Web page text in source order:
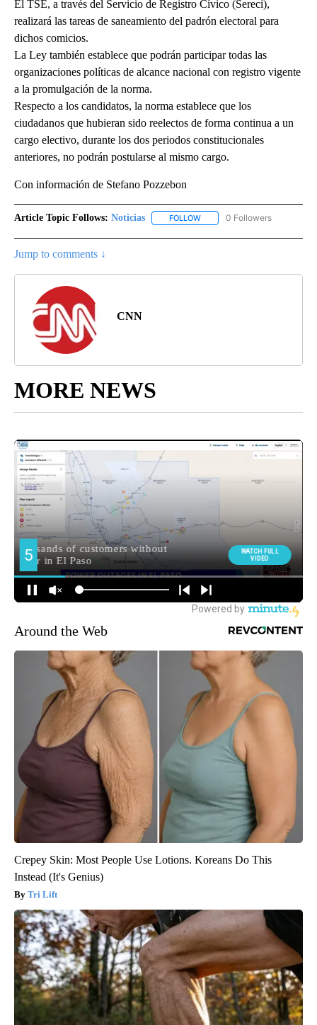
El TSE, a través del Servicio de Registro Cívico (Sereci),
realizará las tareas de saneamiento del padrón electoral para
dichos comicios.
La Ley también establece que podrán participar todas las
organizaciones políticas de alcance nacional con registro vigente
a la promulgación de la norma.
Respecto a los candidatos, la norma establece que los
ciudadanos que hubieran sido reelectos de forma continua a un
cargo electivo, durante los dos periodos constitucionales
anteriores, no podrán postularse al mismo cargo.
Con información de Stefano Pozzebon
Article Topic Follows: Noticias FOLLOW FOLLOW "NOTICIAS" TO
0 Followers
Jump to comments ↓
CNN
MORE NEWS
Around the Web
Crepey Skin: Most People Use Lotions. Koreans Do This
Instead (It's Genius)
Tri Lift